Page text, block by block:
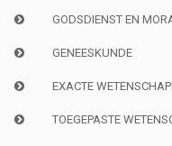
GODSDIENST EN
GENEESKUNDE
EXACTE
TOEGEPASTE